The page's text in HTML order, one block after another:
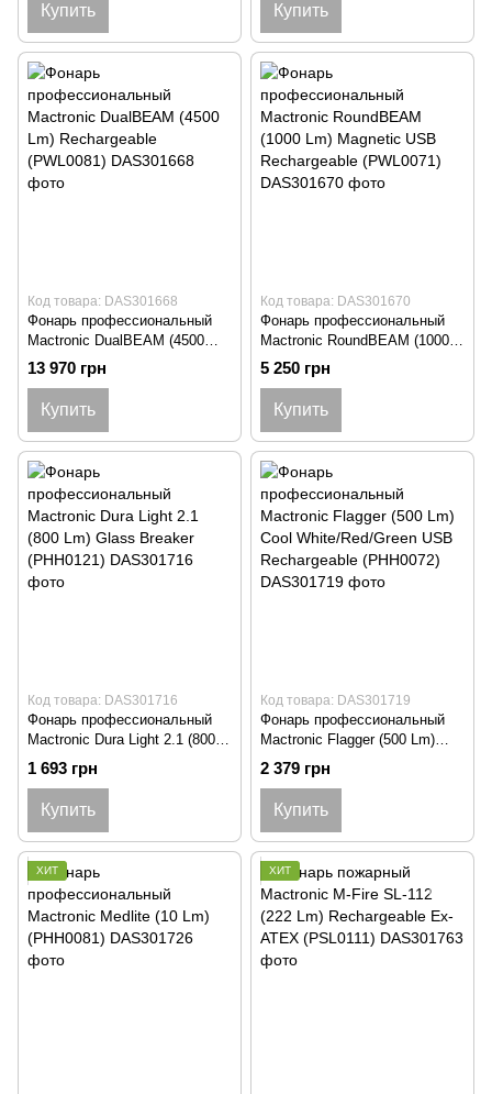
Купить Купить
Код товара: DAS301668
Фонарь профессиональный
Mactronic DualBEAM (4500
Lm) Rechargeable (PWL0081)
13 970 грн
Купить
Код товара: DAS301670
Фонарь профессиональный
Mactronic RoundBEAM (1000
Lm) Magnetic USB
Rechargeable (PWL0071)
5 250 грн
Купить
Код товара: DAS301716
Фонарь профессиональный
Mactronic Dura Light 2.1 (800
Lm) Glass Breaker (PHH0121)
1 693 грн
Купить
Код товара: DAS301719
Фонарь профессиональный
Mactronic Flagger (500 Lm)
Cool White/Red/Green USB
Rechargeable (PHH0072)
2 379 грн
Купить
ХИТ ХИТ